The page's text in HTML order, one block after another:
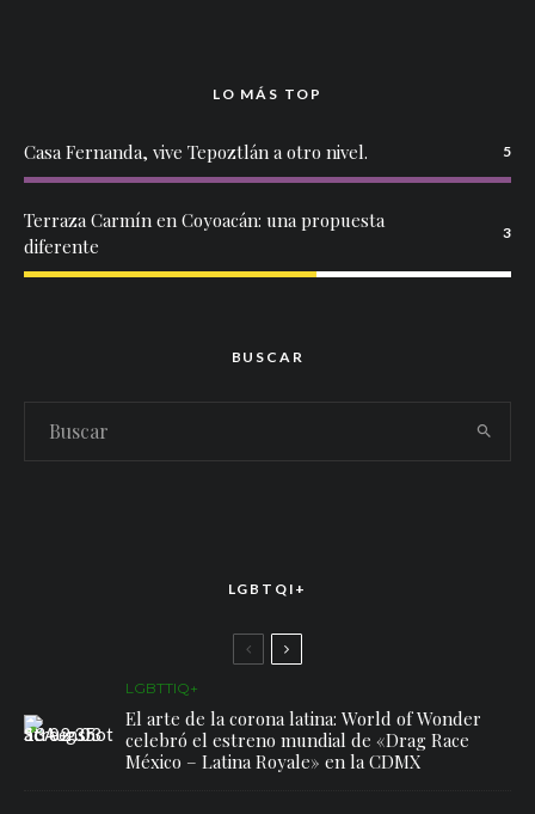
LO MÁS TOP
Casa Fernanda, vive Tepoztlán a otro nivel. 5
Terraza Carmín en Coyoacán: una propuesta
diferente
3
BUSCAR
LGBTQI+
LGBTTIQ+
El arte de la corona latina: World of Wonder
celebró el estreno mundial de «Drag Race
México – Latina Royale» en la CDMX